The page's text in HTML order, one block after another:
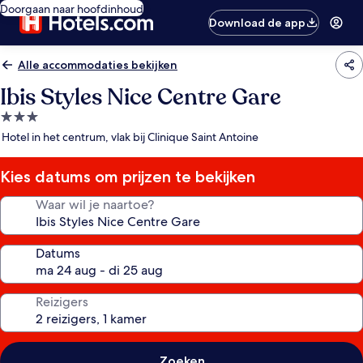
Doorgaan naar hoofdinhoud
Download de app
Alle accommodaties bekijken
Ibis Styles Nice Centre Gare
3.0-
sterrenaccommodatie
Hotel in het centrum, vlak bij Clinique Saint Antoine
Kies datums om prijzen te bekijken
Waar wil je naartoe?
Datums
Reizigers